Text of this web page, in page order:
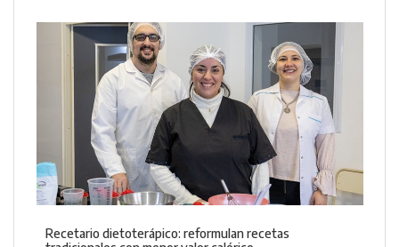
Recetario dietoterápico: reformulan recetas